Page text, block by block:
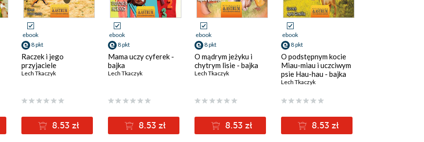
ebook
8 pkt
Raczek i jego
przyjaciele
Lech Tkaczyk
8.53 zł
ebook
8 pkt
Mama uczy cyferek -
bajka
Lech Tkaczyk
8.53 zł
ebook
8 pkt
O mądrym jeżyku i
chytrym lisie - bajka
Lech Tkaczyk
8.53 zł
ebook
8 pkt
O podstępnym kocie
Miau-miau i uczciwym
psie Hau-hau - bajka
Lech Tkaczyk
8.53 zł